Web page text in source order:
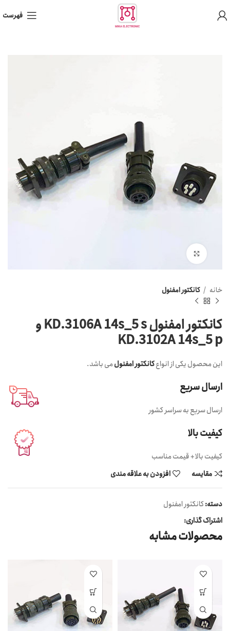
فهرست
خانه کانکتور امفنول
کانکتور امفنول KD.3106A 14s_5 s و
KD.3102A 14s_5 p
این محصول یکی از انواعکانکتور امفنولمی باشد.
ارسال سریع
ارسال سریع به سراسر کشور
کیفیت بالا
کیفیت بالا + قیمت مناسب
مقایسه
افزودن به علاقه مندی
دسته:کانکتور امفنول
اشتراک گذاری:
محصولات مشابه